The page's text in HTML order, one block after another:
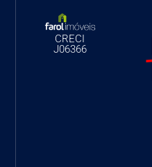
CRECI
J06366